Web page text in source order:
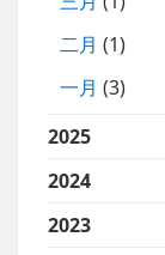
二月 (1)
一月 (3)
2025
2024
2023